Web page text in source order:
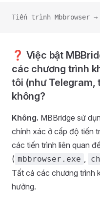
Tiến trình Mbbrowser
❓ Việc bật
các chương trình
tôi (như Telegram,
không?
Không. MBBridge sử
chính xác ở cấp độ tiến
các tiến trình liên quan
( mbbrowser.exe
Tất cả các chương trình
hưởng.